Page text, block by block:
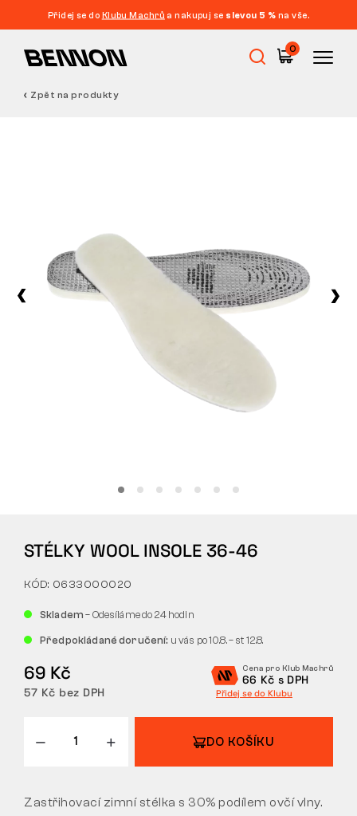
Přidej se do Klubu Machrů a nakupuj se slevou 5 % na vše.
0
Outdoor
Volnočasová obuv
O NÁS
ČLÁNKY
PRODEJNA S BISTREM
KONTAKT
VRÁCENÍ/VÝMĚNA
Zpět na produkty
STÉLKY WOOL INSOLE 36-46
KÓD: 0633000020
Skladem– Odesíláme do 24 hodin
Předpokládané doručení: u vás po 10.8. – st 12.8.
69 Kč
57 Kč bez DPH
Cena pro Klub Machrů
66 Kč s DPH
Přidej se do Klubu
DO KOŠÍKU
Zastřihovací zimní stélka s 30% podílem ovčí vlny.